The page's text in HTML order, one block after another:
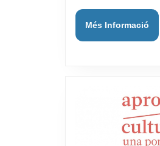
Més Informació